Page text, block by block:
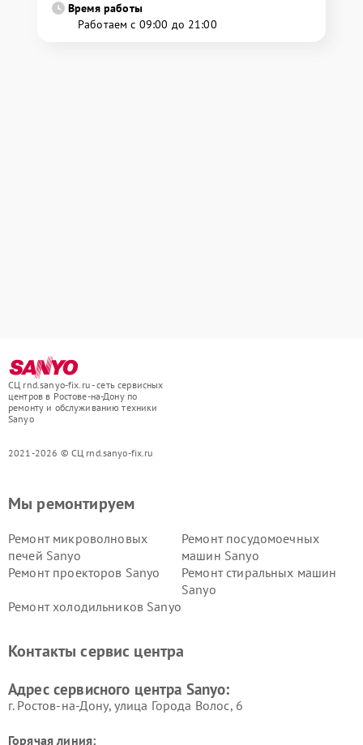
Время работы
Работаем с 09:00 до 21:00
СЦ rnd.sanyo-fix.ru - сеть сервисных
центров в Ростове-на-Дону по
ремонту и обслуживанию техники
Sanyo
2021-2026 © СЦ rnd.sanyo-fix.ru
Мы ремонтируем
Ремонт микроволновых
печей Sanyo
Ремонт посудомоечных
машин Sanyo
Ремонт проекторов Sanyo
Ремонт стиральных машин
Sanyo
Ремонт холодильников Sanyo
Контакты сервис центра
Адрес сервисного центра Sanyo:
г. Ростов-на-Дону, улица Города Волос, 6
Горячая линия: